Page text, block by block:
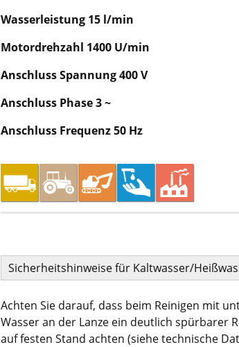
Wasserleistung 15 l/min
Motordrehzahl 1400 U/min
Anschluss Spannung 400 V
Anschluss Phase 3 ~
Anschluss Frequenz 50 Hz
Sicherheitshinweise für Kaltwasser/
Achten Sie darauf, dass beim Reinigen mit
Wasser an der Lanze ein deutlich spürbarer
auf festen Stand achten (siehe technische